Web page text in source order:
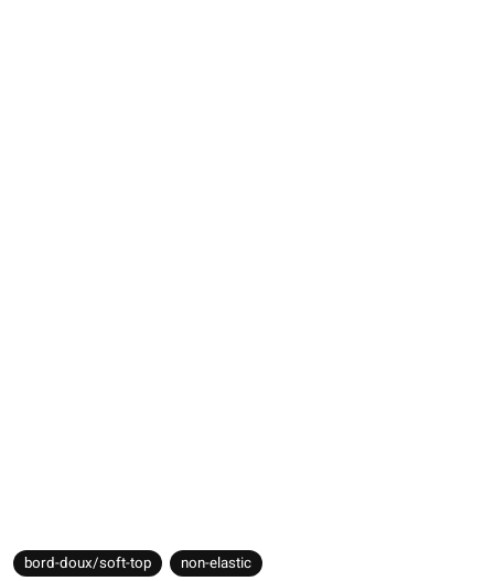
bord-doux/soft-top non-elastic